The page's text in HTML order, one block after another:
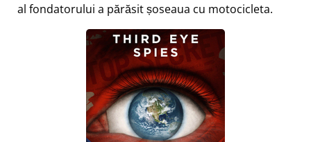
al fondatorului a părăsit șoseaua cu motocicleta.